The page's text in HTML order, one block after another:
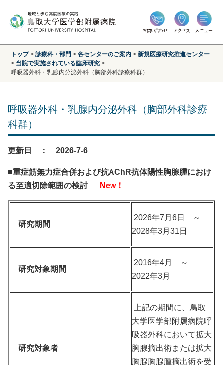
お問い合わせ アクセス メニュー
トップ > 診療科・部門 > 各センターのご案内 > 新規医療研究推進センター
> 当院で実施されている臨床研究 >
呼吸器外科・乳腺内分泌外科（胸部外科診療科群）
呼吸器外科・乳腺内分泌外科（胸部外科診療
科群）
更新日 ： 2026-7-6
■重症筋無力症合併および抗AChR抗体陽性胸腺腫におけ
る至適切除範囲の検討
New！
研究期間
2026年7月6日 ～
2028年3月31日
研究対象期間
2016年4月 ～
2022年3月
研究対象者
上記の期間に、鳥取
大学医学部附属病院呼
吸器外科において拡大
胸腺摘出術または拡大
胸腺胸腺腫摘出術を受